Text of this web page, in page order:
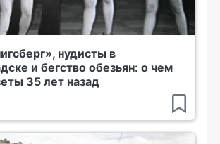
нудисты в
и бегство обезьян: о чем
35 лет назад